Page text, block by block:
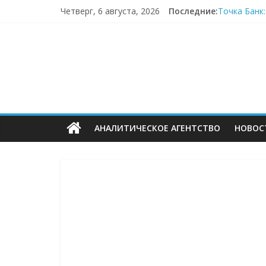
Четверг, 6 августа, 2026 Последние:Точка
о
E-
АНАЛИТИЧЕСКОЕ АГЕНТСТВО